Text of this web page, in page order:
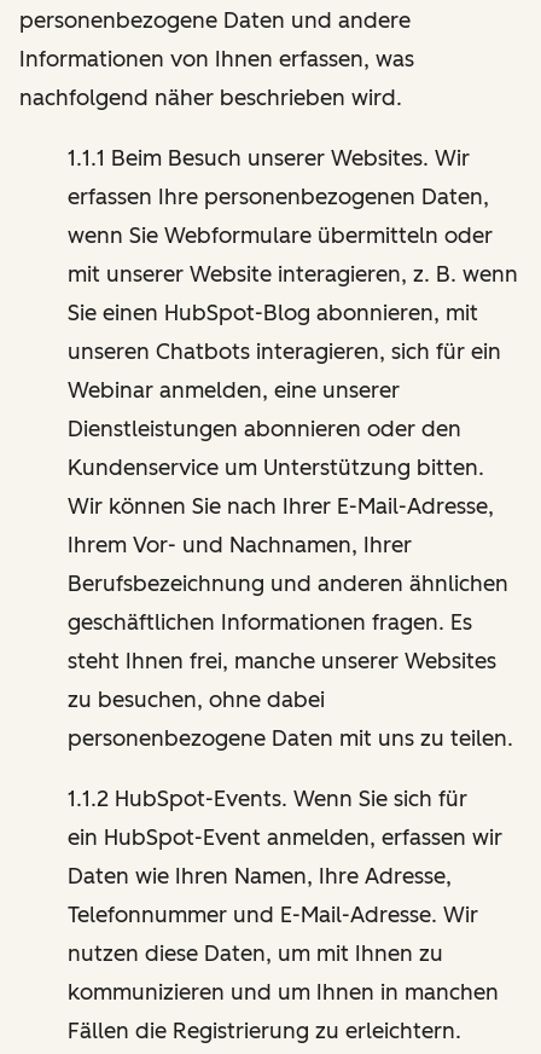
personenbezogene Daten und andere
Informationen von Ihnen erfassen, was
nachfolgend näher beschrieben wird.
1.1.1 Beim Besuch unserer Websites. Wir
erfassen Ihre personenbezogenen Daten,
wenn Sie Webformulare übermitteln oder
mit unserer Website interagieren, z. B. wenn
Sie einen HubSpot-Blog abonnieren, mit
unseren Chatbots interagieren, sich für ein
Webinar anmelden, eine unserer
Dienstleistungen abonnieren oder den
Kundenservice um Unterstützung bitten.
Wir können Sie nach Ihrer E-Mail-Adresse,
Ihrem Vor- und Nachnamen, Ihrer
Berufsbezeichnung und anderen ähnlichen
geschäftlichen Informationen fragen. Es
steht Ihnen frei, manche unserer Websites
zu besuchen, ohne dabei
personenbezogene Daten mit uns zu teilen.
1.1.2 HubSpot-Events. Wenn Sie sich für
ein HubSpot-Event anmelden, erfassen wir
Daten wie Ihren Namen, Ihre Adresse,
Telefonnummer und E-Mail-Adresse. Wir
nutzen diese Daten, um mit Ihnen zu
kommunizieren und um Ihnen in manchen
Fällen die Registrierung zu erleichtern.